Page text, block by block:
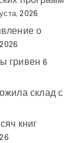
2026
о
гривен 6
склад с
книг